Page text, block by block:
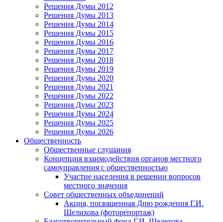
Решения Думы 2012
Решения Думы 2013
Решения Думы 2014
Решения Думы 2015
Решения Думы 2016
Решения Думы 2017
Решения Думы 2018
Решения Думы 2019
Решения Думы 2020
Решения Думы 2021
Решения Думы 2022
Решения Думы 2023
Решения Думы 2024
Решения Думы 2025
Решения Думы 2026
Общественность
Общественные слушания
Концепция взаимодействия органов местного
самоуправления с общественностью
Участие населения в решении вопросов
местного значения
Совет общественных объединений
Акция, посвященная Дню рождения Г.И.
Шелихова (фоторепортаж)